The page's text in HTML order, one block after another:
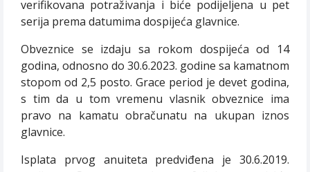
verifikovana potraživanja i biće podijeljena u pet
serija prema datumima dospijeća glavnice.
Obveznice se izdaju sa rokom dospijeća od 14
godina, odnosno do 30.6.2023. godine sa kamatnom
stopom od 2,5 posto. Grace period je devet godina,
s tim da u tom vremenu vlasnik obveznice ima
pravo na kamatu obračunatu na ukupan iznos
glavnice.
Isplata prvog anuiteta predviđena je 30.6.2019.